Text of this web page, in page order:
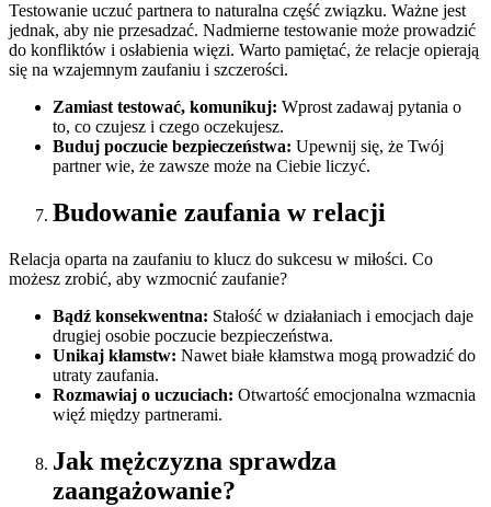
Testowanie uczuć partnera to naturalna część związku. Ważne jest
jednak, aby nie przesadzać. Nadmierne testowanie może prowadzić
do konfliktów i osłabienia więzi. Warto pamiętać, że relacje opierają
się na wzajemnym zaufaniu i szczerości.
Zamiast testować, komunikuj: Wprost zadawaj pytania o
to, co czujesz i czego oczekujesz.
Buduj poczucie bezpieczeństwa: Upewnij się, że Twój
partner wie, że zawsze może na Ciebie liczyć.
Budowanie zaufania w relacji
Relacja oparta na zaufaniu to klucz do sukcesu w miłości. Co
możesz zrobić, aby wzmocnić zaufanie?
Bądź konsekwentna: Stałość w działaniach i emocjach daje
drugiej osobie poczucie bezpieczeństwa.
Unikaj kłamstw: Nawet białe kłamstwa mogą prowadzić do
utraty zaufania.
Rozmawiaj o uczuciach: Otwartość emocjonalna wzmacnia
więź między partnerami.
Jak mężczyzna sprawdza
zaangażowanie?